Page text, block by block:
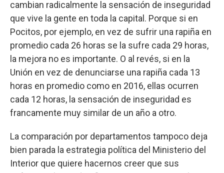
cambian radicalmente la sensación de inseguridad
que vive la gente en toda la capital. Porque si en
Pocitos, por ejemplo, en vez de sufrir una rapiña en
promedio cada 26 horas se la sufre cada 29 horas,
la mejora no es importante. O al revés, si en la
Unión en vez de denunciarse una rapiña cada 13
horas en promedio como en 2016, ellas ocurren
cada 12 horas, la sensación de inseguridad es
francamente muy similar de un año a otro.
La comparación por departamentos tampoco deja
bien parada la estrategia política del Ministerio del
Interior que quiere hacernos creer que sus